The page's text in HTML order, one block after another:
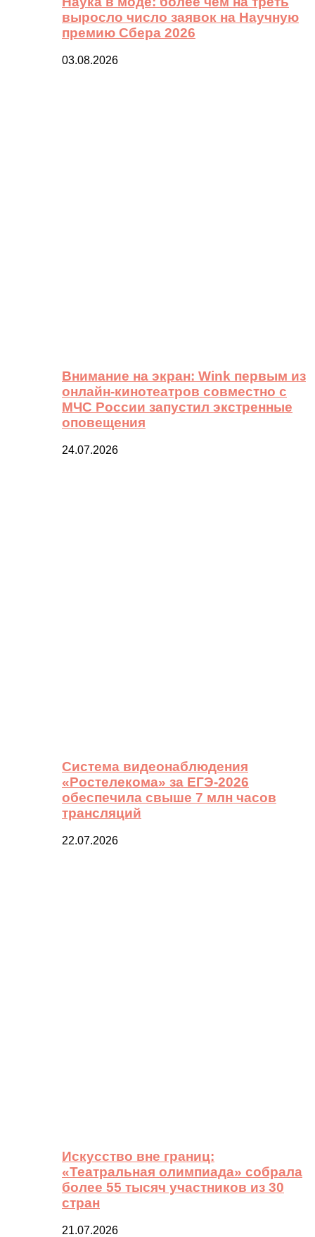
выросло число заявок на Научную
премию Сбера 2026
03.08.2026
Внимание на экран: Wink первым из
онлайн-кинотеатров совместно с
МЧС России запустил экстренные
оповещения
24.07.2026
Система видеонаблюдения
«Ростелекома» за ЕГЭ-2026
обеспечила свыше 7 млн часов
трансляций
22.07.2026
Искусство вне границ:
«Театральная олимпиада» собрала
более 55 тысяч участников из 30
стран
21.07.2026